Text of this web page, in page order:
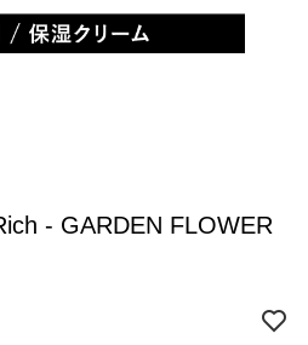
- GARDEN FLOWER